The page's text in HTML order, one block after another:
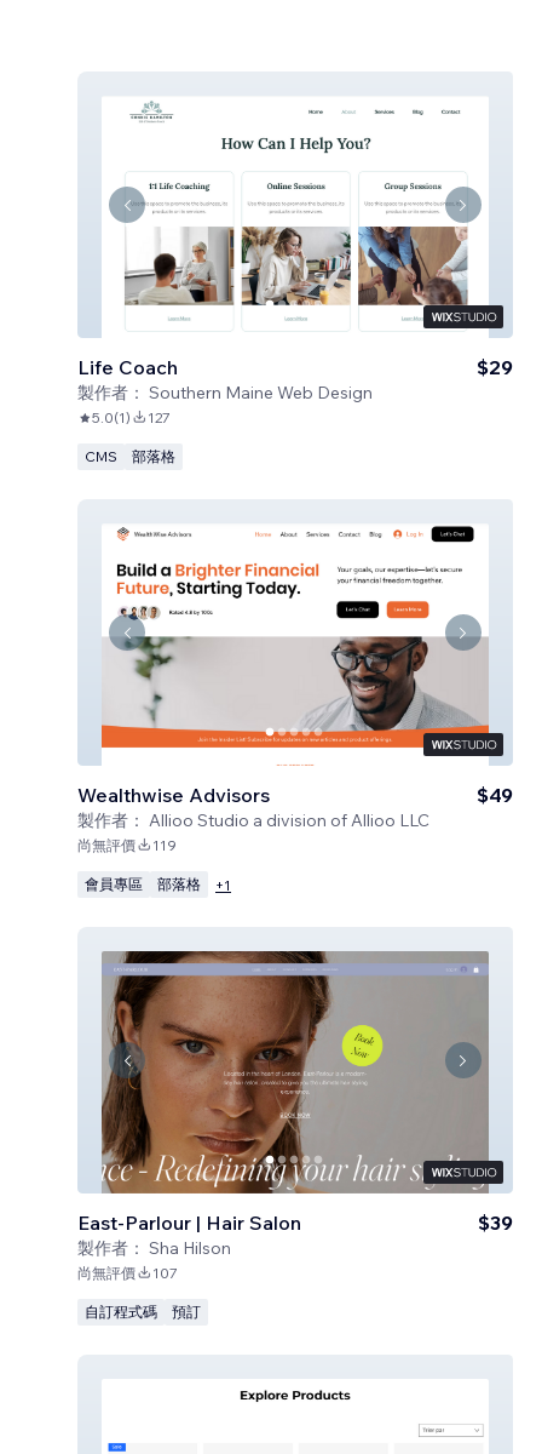
Life Coach
製作者： Southern Maine Web Design
$29
5.0(1) 127
CMS 部落格
Wealthwise Advisors
製作者： Allioo Studio a division of Allioo LLC
$49
尚無評價 119
會員專區 部落格 +1
East-Parlour | Hair Salon
製作者： Sha Hilson
$39
尚無評價 107
自訂程式碼 預訂